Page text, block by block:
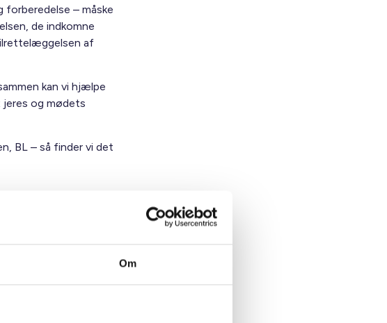
Om
forberedelse – måske
de indkomne
af
kan vi hjælpe
jeres og mødets
BL – så finder vi det
Industri mv.)